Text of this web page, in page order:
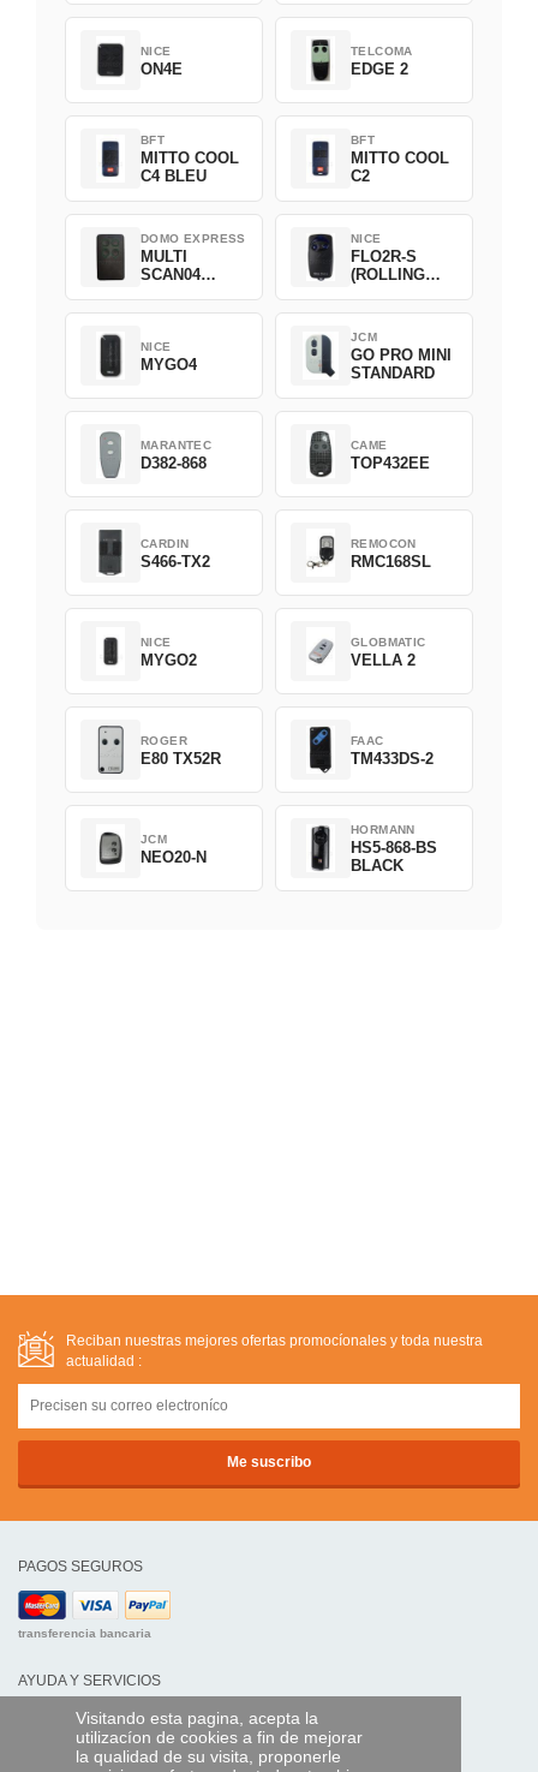
Visitando esta pagina, acepta la
utilizacíon de cookies a fin de mejorar
la qualidad de su visita, proponerle
NICE
ON4E
TELCOMA
EDGE 2
BFT
MITTO COOL
C4 BLEU
BFT
MITTO COOL
C2
DOMO EXPRESS
MULTI
SCAN04
NICE
FLO2R-S
(ROLLING
NICE
MYGO4
JCM
GO PRO MINI
STANDARD
MARANTEC
D382-868
CAME
TOP432EE
CARDIN
S466-TX2
REMOCON
RMC168SL
NICE
MYGO2
GLOBMATIC
VELLA 2
ROGER
E80 TX52R
FAAC
TM433DS-2
JCM
NEO20-N
HORMANN
HS5-868-BS
BLACK
Reciban nuestras mejores ofertas promocíonales y toda nuestra
actualidad :
PAGOS SEGUROS
transferencia bancaria
AYUDA Y SERVICIOS
Localice su envío
MANDO EXPRESS